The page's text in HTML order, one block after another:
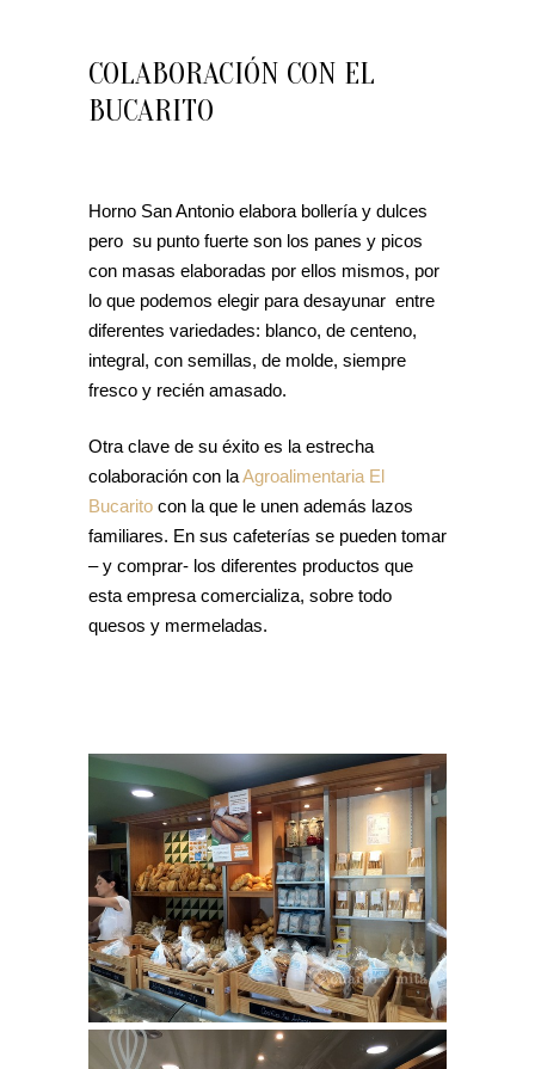
COLABORACIÓN CON EL
BUCARITO
Horno San Antonio elabora bollería y dulces
pero su punto fuerte son los panes y picos
con masas elaboradas por ellos mismos, por
lo que podemos elegir para desayunar entre
diferentes variedades: blanco, de centeno,
integral, con semillas, de molde, siempre
fresco y recién amasado.
Otra clave de su éxito es la estrecha
colaboración con laAgroalimentaria El
Bucarito con la que le unen además lazos
familiares. En sus cafeterías se pueden tomar
– y comprar- los diferentes productos que
esta empresa comercializa, sobre todo
quesos y mermeladas.